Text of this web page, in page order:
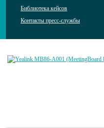
Библиотека кейсов
Контакты пресс-службы